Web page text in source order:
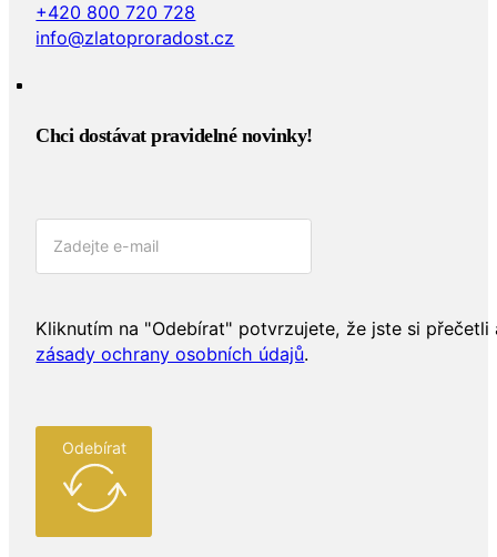
+420 800 720 728
info@zlatoproradost.cz
Chci dostávat pravidelné novinky!​
Kliknutím na "Odebírat" potvrzujete, že jste si přečetli
zásady ochrany osobních údajů.
Odebírat